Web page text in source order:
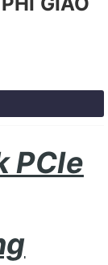
PCIe